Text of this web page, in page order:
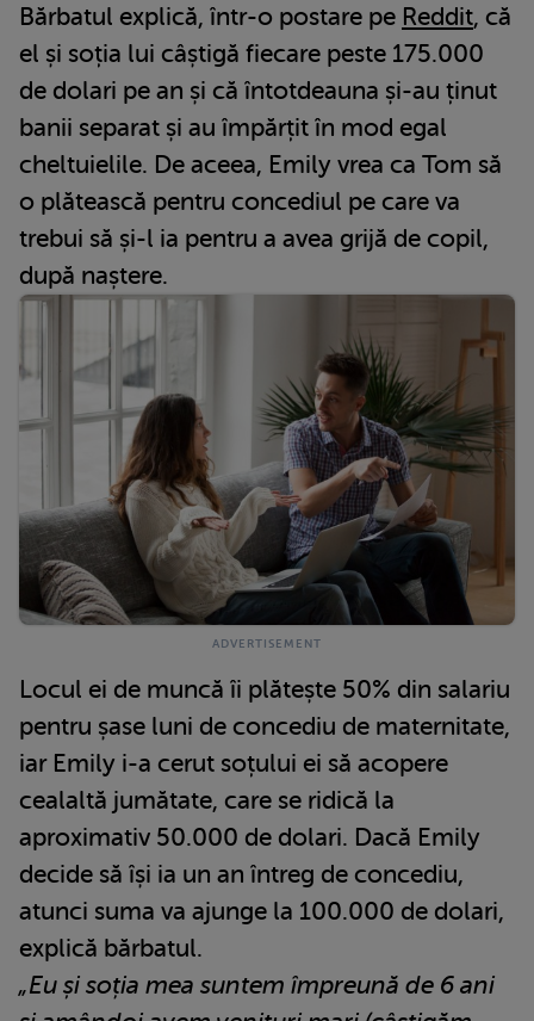
Bărbatul explică, într-o postare pe Reddit, că
el și soția lui câștigă fiecare peste 175.000
de dolari pe an și că întotdeauna și-au ținut
banii separat și au împărțit în mod egal
cheltuielile. De aceea, Emily vrea ca Tom să
o plătească pentru concediul pe care va
trebui să și-l ia pentru a avea grijă de copil,
după naștere.
Locul ei de muncă îi plătește 50% din salariu
pentru șase luni de concediu de maternitate,
iar Emily i-a cerut soțului ei să acopere
cealaltă jumătate, care se ridică la
aproximativ 50.000 de dolari. Dacă Emily
decide să își ia un an întreg de concediu,
atunci suma va ajunge la 100.000 de dolari,
explică bărbatul.
„Eu și soția mea suntem împreună de 6 ani